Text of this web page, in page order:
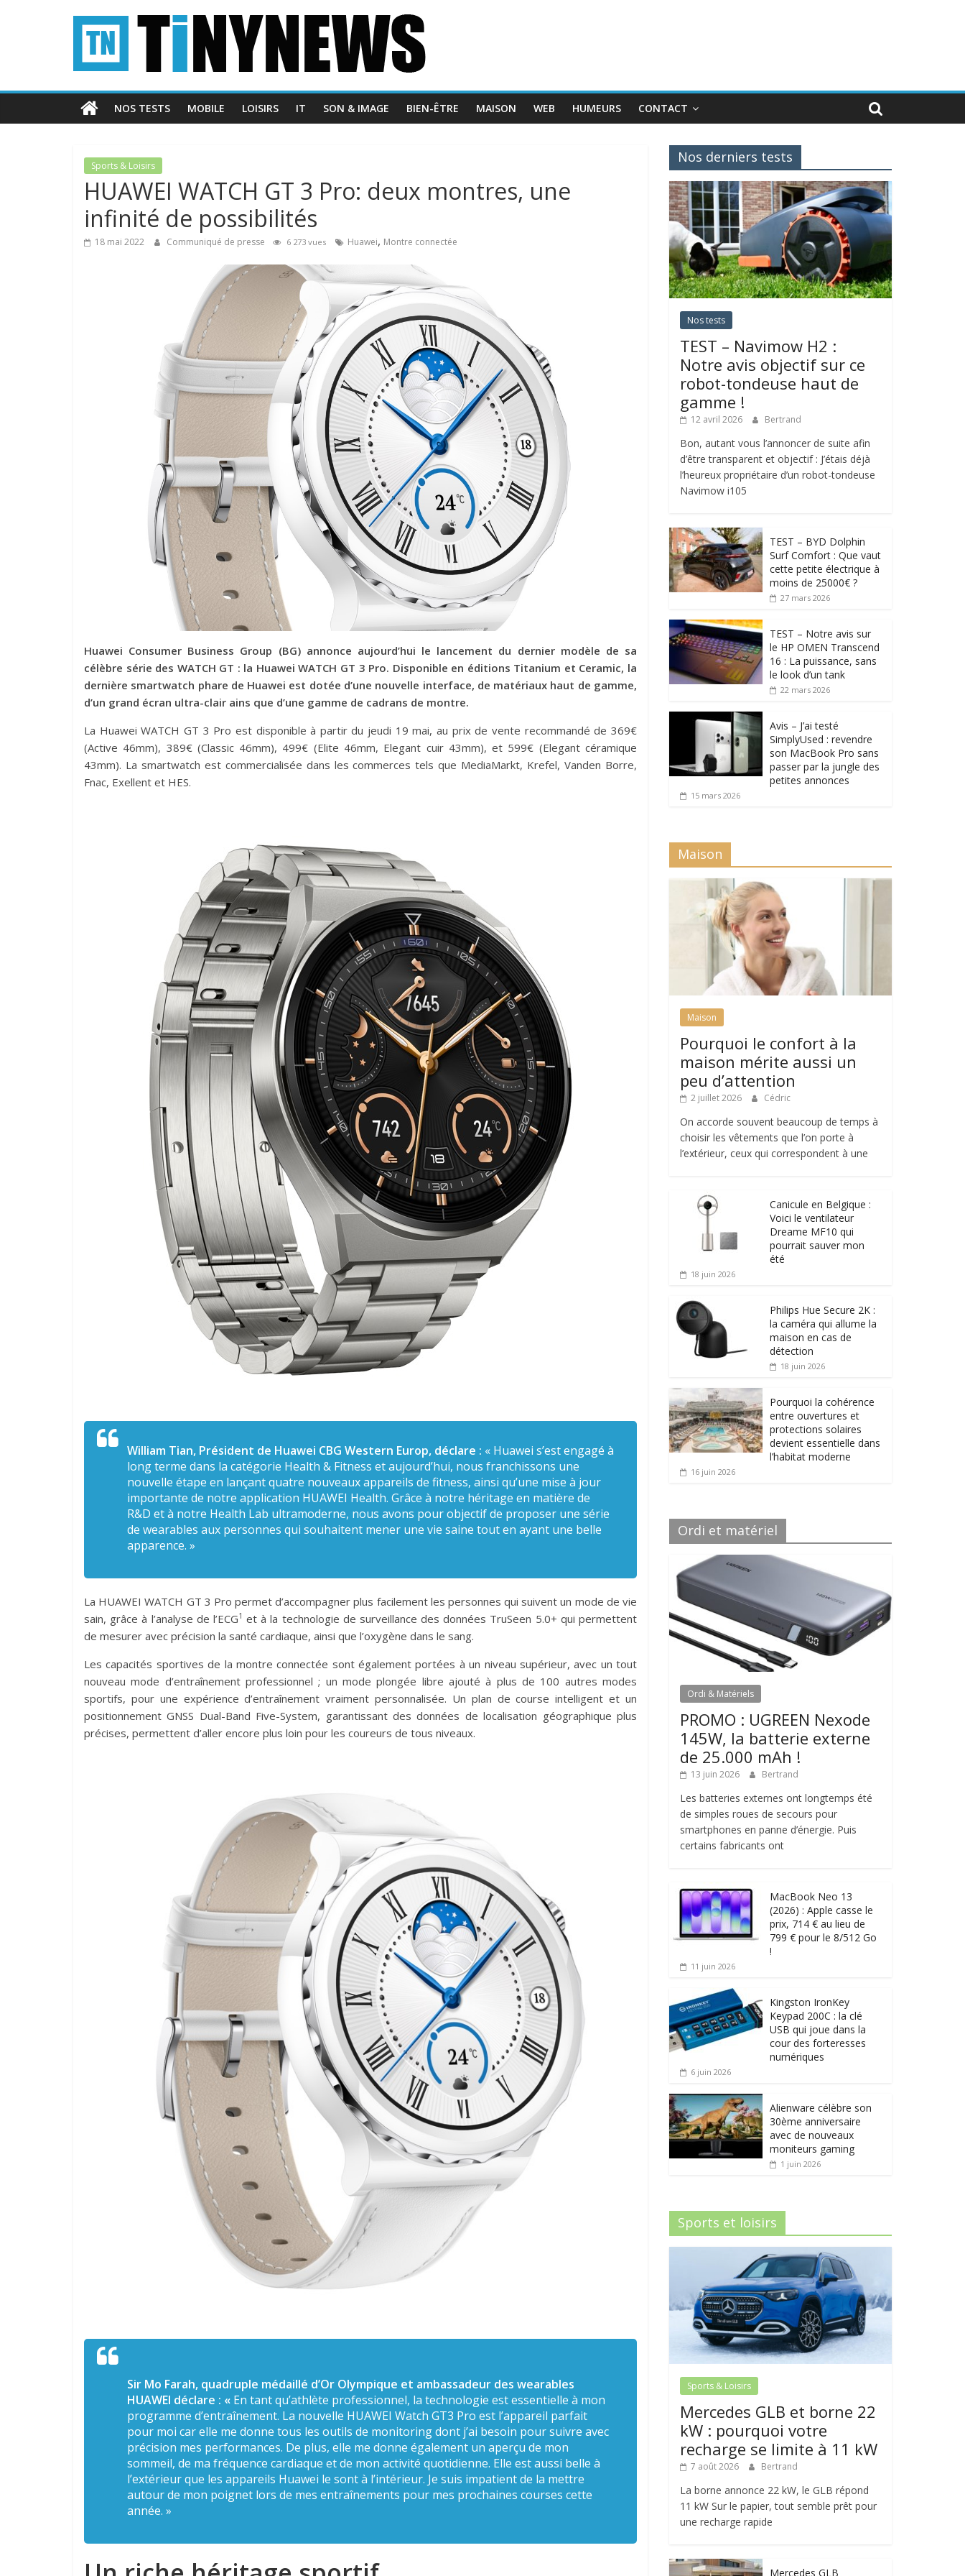
Tinynews
Le
belge
connectéNOS TESTS MOBILE LOISIRS IT SON & IMAGE BIEN-ÊTRE MAISON WEB HUMEURS CONTACT
Sports & Loisirs
HUAWEI WATCH GT 3 Pro: deux montres, une
infinité de possibilités
18 mai 2022 Communiqué de presse 6 273 vues Huawei, Montre connectée
Huawei Consumer Business Group (BG) annonce aujourd’hui le lancement du dernier modèle de sa
célèbre série des WATCH GT : la Huawei WATCH GT 3 Pro. Disponible en éditions Titanium et Ceramic, la
dernière smartwatch phare de Huawei est dotée d’une nouvelle interface, de matériaux haut de gamme,
d’un grand écran ultra-clair ains que d’une gamme de cadrans de montre.
La Huawei WATCH GT 3 Pro est disponible à partir du jeudi 19 mai, au prix de vente recommandé de 369€
(Active 46mm), 389€ (Classic 46mm), 499€ (Elite 46mm, Elegant cuir 43mm), et 599€ (Elegant céramique
43mm). La smartwatch est commercialisée dans les commerces tels que MediaMarkt, Krefel, Vanden Borre,
Fnac, Exellent et HES.
William Tian, Président de Huawei CBG Western Europ, déclare : « Huawei s’est engagé à
long terme dans la catégorie Health & Fitness et aujourd’hui, nous franchissons une
nouvelle étape en lançant quatre nouveaux appareils de fitness, ainsi qu’une mise à jour
importante de notre application HUAWEI Health. Grâce à notre héritage en matière de
R&D et à notre Health Lab ultramoderne, nous avons pour objectif de proposer une série
de wearables aux personnes qui souhaitent mener une vie saine tout en ayant une belle
apparence. »
La HUAWEI WATCH GT 3 Pro permet d’accompagner plus facilement les personnes qui suivent un mode de vie
sain, grâce à l’analyse de l’ECG1 et à la technologie de surveillance des données TruSeen 5.0+ qui permettent
de mesurer avec précision la santé cardiaque, ainsi que l’oxygène dans le sang.
Les capacités sportives de la montre connectée sont également portées à un niveau supérieur, avec un tout
nouveau mode d’entraînement professionnel ; un mode plongée libre ajouté à plus de 100 autres modes
sportifs, pour une expérience d’entraînement vraiment personnalisée. Un plan de course intelligent et un
positionnement GNSS Dual-Band Five-System, garantissant des données de localisation géographique plus
précises, permettent d’aller encore plus loin pour les coureurs de tous niveaux.
Sir Mo Farah, quadruple médaillé d’Or Olympique et ambassadeur des wearables
HUAWEI déclare : « En tant qu’athlète professionnel, la technologie est essentielle à mon
programme d’entraînement. La nouvelle HUAWEI Watch GT3 Pro est l’appareil parfait
pour moi car elle me donne tous les outils de monitoring dont j’ai besoin pour suivre avec
précision mes performances. De plus, elle me donne également un aperçu de mon
sommeil, de ma fréquence cardiaque et de mon activité quotidienne. Elle est aussi belle à
l’extérieur que les appareils Huawei le sont à l’intérieur. Je suis impatient de la mettre
autour de mon poignet lors de mes entraînements pour mes prochaines courses cette
année. »
Nos derniers tests
Nos tests
TEST – Navimow H2 :
Notre avis objectif sur ce
robot-tondeuse haut de
gamme !
12 avril 2026 Bertrand
Bon, autant vous l’annoncer de suite afin
d’être transparent et objectif : J’étais déjà
l’heureux propriétaire d’un robot-tondeuse
Navimow i105
TEST – BYD Dolphin
Surf Comfort : Que vaut
cette petite électrique à
moins de 25000€ ?
27 mars 2026
TEST – Notre avis sur
le HP OMEN Transcend
16 : La puissance, sans
le look d’un tank
22 mars 2026
Avis – J’ai testé
SimplyUsed : revendre
son MacBook Pro sans
passer par la jungle des
petites annonces
15 mars 2026
Maison
Maison
Pourquoi le confort à la
maison mérite aussi un
peu d’attention
2 juillet 2026 Cédric
On accorde souvent beaucoup de temps à
choisir les vêtements que l’on porte à
l’extérieur, ceux qui correspondent à une
Canicule en Belgique :
Voici le ventilateur
Dreame MF10 qui
pourrait sauver mon
été
18 juin 2026
Philips Hue Secure 2K :
la caméra qui allume la
maison en cas de
détection
18 juin 2026
Pourquoi la cohérence
entre ouvertures et
protections solaires
devient essentielle dans
l’habitat moderne
16 juin 2026
Ordi et matériel
Ordi & Matériels
PROMO : UGREEN Nexode
145W, la batterie externe
de 25.000 mAh !
13 juin 2026 Bertrand
Les batteries externes ont longtemps été
de simples roues de secours pour
smartphones en panne d’énergie. Puis
certains fabricants ont
MacBook Neo 13
(2026) : Apple casse le
prix, 714 € au lieu de
799 € pour le 8/512 Go
!
11 juin 2026
Kingston IronKey
Keypad 200C : la clé
USB qui joue dans la
cour des forteresses
numériques
6 juin 2026
Alienware célèbre son
30ème anniversaire
avec de nouveaux
moniteurs gaming
1 juin 2026
Sports et loisirs
Sports & Loisirs
Mercedes GLB et borne 22
kW : pourquoi votre
recharge se limite à 11 kW
7 août 2026 Bertrand
La borne annonce 22 kW, le GLB répond
11 kW Sur le papier, tout semble prêt pour
une recharge rapide
Mercedes GLB